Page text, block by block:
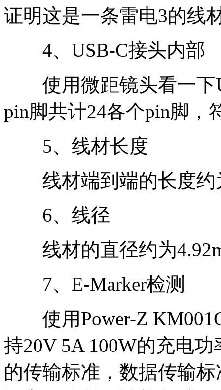
证明这是一条雷电3的线
4、USB-C接头内部
使用微距镜头看一下
pin脚共计24各个pin脚，
5、线材长度
线材端到端的长度约
6、线径
线材的直径约为
7、E-Marker检测
使用Power-Z
持20V 5A 100W的充电
的传输标准，数据传输标